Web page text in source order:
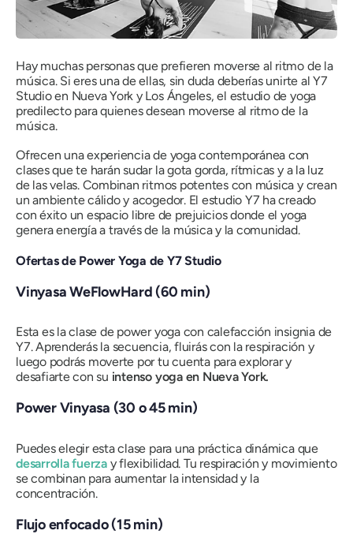
Hay muchas personas que prefieren moverse al ritmo de la
música. Si eres una de ellas, sin duda deberías unirte al Y7
Studio en Nueva York y Los Ángeles, el estudio de yoga
predilecto para quienes desean moverse al ritmo de la
música.
Ofrecen una experiencia de yoga contemporánea con
clases que te harán sudar la gota gorda, rítmicas y a la luz
de las velas. Combinan ritmos potentes con música y crean
un ambiente cálido y acogedor. El estudio Y7 ha creado
con éxito un espacio libre de prejuicios donde el yoga
genera energía a través de la música y la comunidad.
Ofertas de Power Yoga de Y7 Studio
Vinyasa WeFlowHard (60 min)
Esta es la clase de power yoga con calefacción insignia de
Y7. Aprenderás la secuencia, fluirás con la respiración y
luego podrás moverte por tu cuenta para explorar y
desafiarte con su intenso yoga en Nueva York.
Power Vinyasa (30 o 45 min)
Puedes elegir esta clase para una práctica dinámica que
desarrolla fuerzay ​​flexibilidad. Tu respiración y movimiento
se combinan para aumentar la intensidad y la
concentración.
Flujo enfocado (15 min)